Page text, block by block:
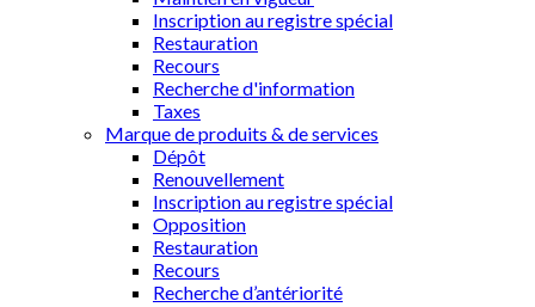
Inscription au registre spécial
Restauration
Recours
Recherche d'information
Taxes
Marque de produits & de services
Dépôt
Renouvellement
Inscription au registre spécial
Opposition
Restauration
Recours
Recherche d’antériorité